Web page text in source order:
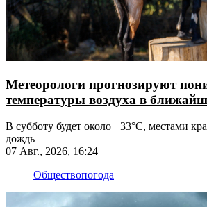
Метеорологи прогнозируют
температуры воздуха в
В субботу будет около +33°С, местами
дождь
07 Авг., 2026, 16:24
Обществопогода